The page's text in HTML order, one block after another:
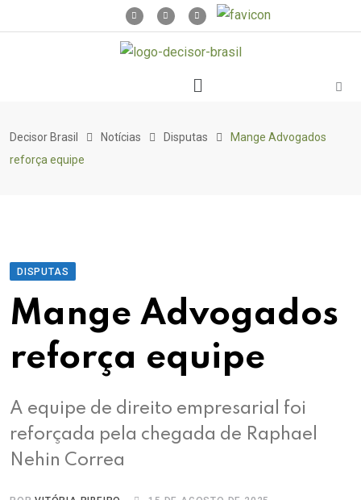
Decisor Brasil Notícias Disputas
Mange Advogados
reforça equipe
DISPUTAS
Mange Advogados
reforça equipe
A equipe de direito empresarial foi
reforçada pela chegada de Raphael
Nehin Correa